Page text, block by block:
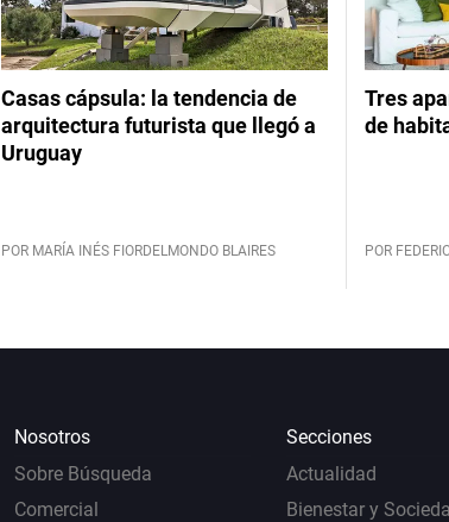
Casas cápsula: la tendencia de
arquitectura futurista que llegó a
Uruguay
POR MARÍA INÉS FIORDELMONDO BLAIRES
Tres
de
POR
Nosotros
Sobre Búsqueda
Comercial
Secciones
Actualidad
Bienestar y